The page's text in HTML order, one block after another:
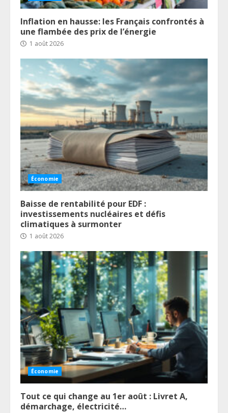
Inflation en hausse: les Français confrontés à
une flambée des prix de l’énergie
1 août 2026
Économie
Baisse de rentabilité pour EDF :
investissements nucléaires et défis
climatiques à surmonter
1 août 2026
Économie
Tout ce qui change au 1er août : Livret A,
démarchage, électricité…